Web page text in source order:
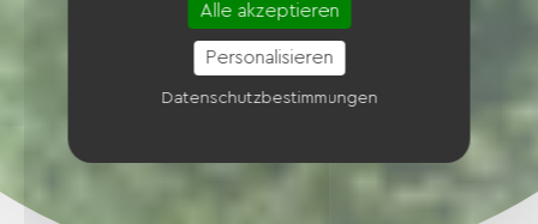
Alle akzeptieren
Personalisieren
Datenschutzbestimmungen